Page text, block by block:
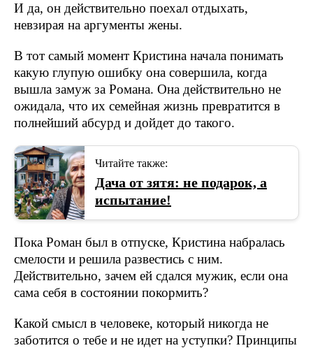
И да, он действительно поехал отдыхать,
невзирая на аргументы жены.
В тот самый момент Кристина начала понимать
какую глупую ошибку она совершила, когда
вышла замуж за Романа. Она действительно не
ожидала, что их семейная жизнь превратится в
полнейший абсурд и дойдет до такого.
Читайте также:
Дача от зятя: не подарок, а
испытание!
Пока Роман был в отпуске, Кристина набралась
смелости и решила развестись с ним.
Действительно, зачем ей сдался мужик, если она
сама себя в состоянии покормить?
Какой смысл в человеке, который никогда не
заботится о тебе и не идет на уступки? Принципы